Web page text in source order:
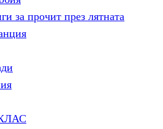
за прочит през лятната